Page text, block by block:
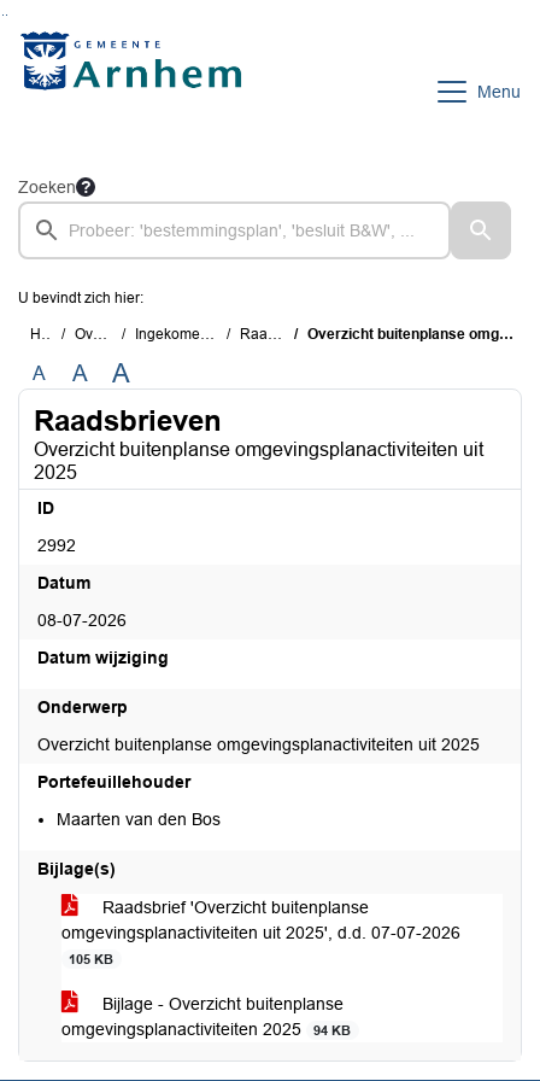
Menu
Zoeken
U bevindt zich hier:
Home Overzichten Ingekomen voor de raad Raadsbrieven Overzicht buitenplanse omgevingsplanactiviteiten uit 2025
A A A
Raadsbrieven
Overzicht buitenplanse omgevingsplanactiviteiten uit
2025
ID
2992
Datum
08-07-2026
Datum wijziging
Onderwerp
Overzicht buitenplanse omgevingsplanactiviteiten uit 2025
Portefeuillehouder
Maarten van den Bos
Bijlage(s)
Raadsbrief 'Overzicht buitenplanse
omgevingsplanactiviteiten uit 2025', d.d. 07-07-2026
105 KB
Bijlage - Overzicht buitenplanse
omgevingsplanactiviteiten 2025
94 KB